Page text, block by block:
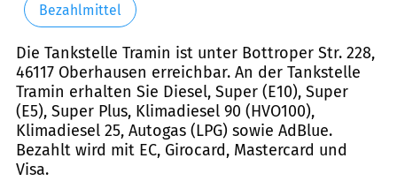
Bezahlmittel
Die Tankstelle Tramin ist unter Bottroper Str. 228,
46117 Oberhausen erreichbar. An der Tankstelle
Tramin erhalten Sie Diesel, Super (E10), Super
(E5), Super Plus, Klimadiesel 90 (HVO100),
Klimadiesel 25, Autogas (LPG) sowie AdBlue.
Bezahlt wird mit EC, Girocard, Mastercard und
Visa.